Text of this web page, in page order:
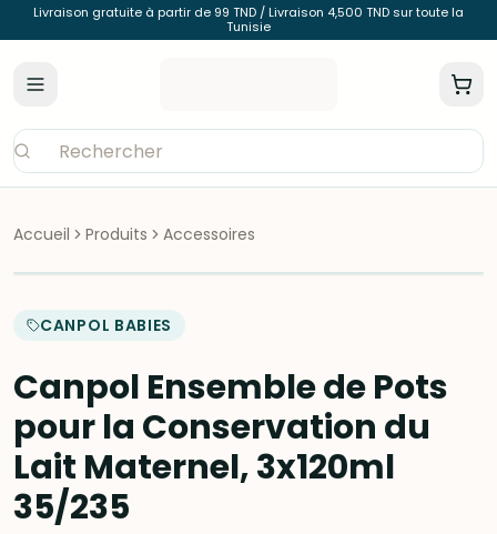
Livraison gratuite à partir de 99 TND / Livraison 4,500 TND sur toute la
Tunisie
Accueil Produits Accessoires
CANPOL BABIES
Canpol Ensemble de Pots
pour la Conservation du
Lait Maternel, 3x120ml
35/235